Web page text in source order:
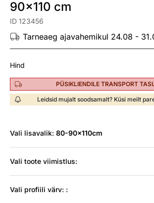
90x110 cm
ID 123456
Tarneaeg ajavahemikul 24.08 -
Hind
PÜSIKLIENDILE TRANSPORT
Leidsid mujalt soodsamalt? Küsi meilt
Vali lisavalik: 80-90x110cm
Vali toote viimistlus:
Vali profiili värv: :